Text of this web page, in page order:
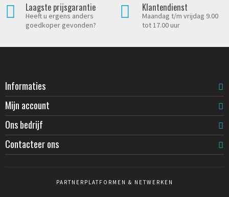
Laagste prijsgarantie
Heeft u ergens anders
goedkoper gevonden?
Klantendienst
Maandag t/m vrijdag 9.00
tot 17.00 uur
Informaties
Mijn account
Ons bedrijf
Contacteer ons
PARTNERPLATFORMEN & NETWERKEN